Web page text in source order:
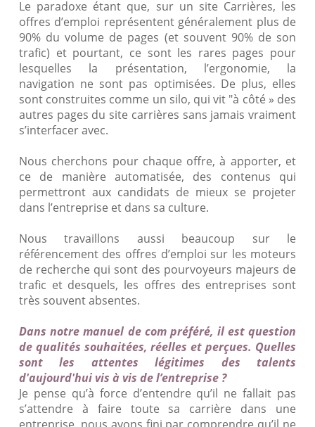
Le paradoxe étant que, sur un site Carrières, les
offres d’emploi représentent généralement plus de
90% du volume de pages (et souvent 90% de son
trafic) et pourtant, ce sont les rares pages pour
lesquelles la présentation, l’ergonomie, la
navigation ne sont pas optimisées. De plus, elles
sont construites comme un silo, qui vit "à côté » des
autres pages du site carrières sans jamais vraiment
s’interfacer avec.
Nous cherchons pour chaque offre, à apporter, et
ce de manière automatisée, des contenus qui
permettront aux candidats de mieux se projeter
dans l’entreprise et dans sa culture.
Nous travaillons aussi beaucoup sur le
référencement des offres d’emploi sur les moteurs
de recherche qui sont des pourvoyeurs majeurs de
trafic et desquels, les offres des entreprises sont
très souvent absentes.
Dans notre manuel de com préféré, il est question
de qualités souhaitées, réelles et perçues. Quelles
sont les attentes légitimes des talents
d'aujourd'hui vis à vis de l’entreprise ?
Je pense qu’à force d’entendre qu’il ne fallait pas
s’attendre à faire toute sa carrière dans une